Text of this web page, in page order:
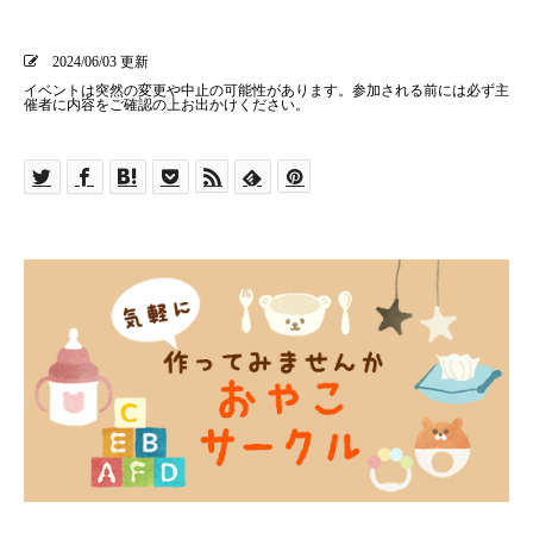
2024/06/03 更新
イベントは突然の変更や中止の可能性があります。参加される前には必ず主
催者に内容をご確認の上お出かけください。